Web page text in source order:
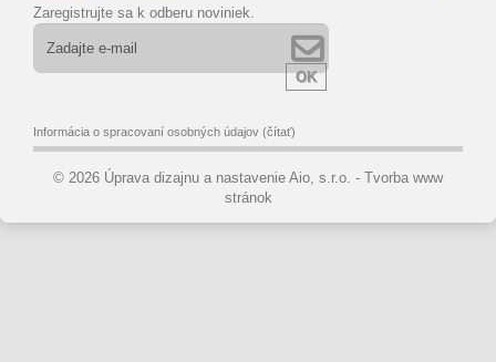
© 2026 Úprava dizajnu a nastavenie Aio, s.r.o. - Tvorba www
stránok
Zaregistrujte sa k odberu noviniek.
OK
Informácia o spracovaní osobných údajov (čítať)